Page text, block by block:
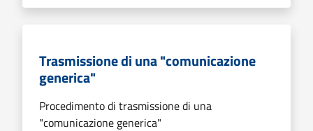
Trasmissione di una "comunicazione
generica"
Procedimento di trasmissione di una
"comunicazione generica"